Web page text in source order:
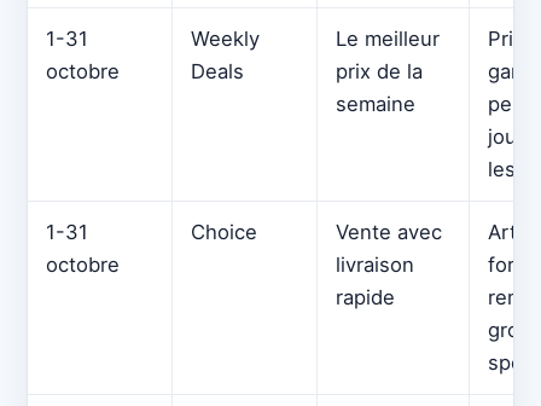
1-31
octobre
Weekly
Deals
Le meilleur
prix de la
semaine
Prix
jours
les
1-31
octobre
Choice
Vente avec
livraison
rapide